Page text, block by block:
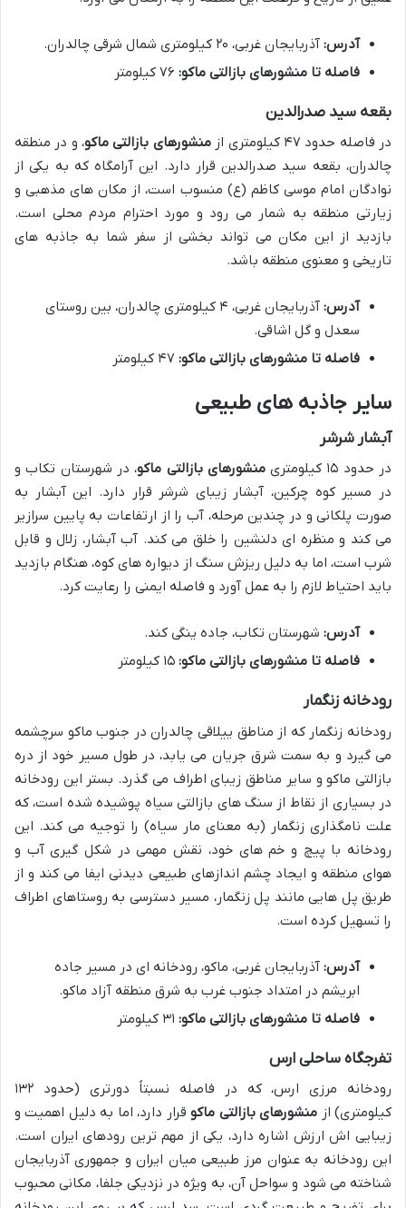
آدرس: آذربایجان غربی، ۲۰ کیلومتری شمال شرقی چالدران.
فاصله تا منشورهای بازالتی ماکو:
بقعه سید صدرالدین
در فاصله حدود ۴۷ کیلومتری از منشورهای بازالتی ماکو، و در منطقه
چالدران، بقعه سید صدرالدین قرار دارد. این آرامگاه که به یکی از
نوادگان امام موسی کاظم (ع) منسوب است، از مکان های مذهبی و
زیارتی منطقه به شمار می رود و مورد احترام مردم محلی است.
بازدید از این مکان می تواند بخشی از سفر شما به جاذبه های
تاریخی و معنوی منطقه باشد.
آدرس:
آذربایجان غربی، ۴ کیلومتری چالدران، بین روستای
سعدل و گل اشاقی.
فاصله تا منشورهای بازالتی ماکو:
سایر جاذبه های طبیعی
آبشار شرشر
در حدود ۱۵ کیلومتری منشورهای بازالتی ماکو، در شهرستان تکاب و
در مسیر کوه چرکین، آبشار زیبای شرشر قرار دارد. این آبشار به
صورت پلکانی و در چندین مرحله، آب را از ارتفاعات به پایین سرازیر
می کند و منظره ای دلنشین را خلق می کند. آب آبشار، زلال و قابل
شرب است، اما به دلیل ریزش سنگ از دیواره های کوه، هنگام بازدید
باید احتیاط لازم را به عمل آورد و فاصله ایمنی را رعایت کرد.
آدرس: شهرستان تکاب، جاده ینگی کند.
فاصله تا منشورهای بازالتی ماکو:
رودخانه زنگمار
رودخانه زنگمار که از مناطق ییلاقی چالدران در جنوب ماکو سرچشمه
می گیرد و به سمت شرق جریان می یابد، در طول مسیر خود از دره
بازالتی ماکو و سایر مناطق زیبای اطراف می گذرد. بستر این رودخانه
در بسیاری از نقاط از سنگ های بازالتی سیاه پوشیده شده است، که
علت نامگذاری زنگمار (به معنای مار سیاه) را توجیه می کند. این
رودخانه با پیچ و خم های خود، نقش مهمی در شکل گیری آب و
هوای منطقه و ایجاد چشم اندازهای طبیعی دیدنی ایفا می کند و از
طریق پل هایی مانند پل زنگمار، مسیر دسترسی به روستاهای اطراف
را تسهیل کرده است.
آدرس: آذربایجان غربی، ماکو، رودخانه ای در مسیر جاده
ابریشم در امتداد جنوب غرب به شرق منطقه آزاد ماکو.
فاصله تا منشورهای بازالتی ماکو:
تفرجگاه ساحلی ارس
رودخانه مرزی ارس، که در فاصله نسبتاً دورتری (حدود ۱۳۲
کیلومتری) از منشورهای بازالتی ماکوقرار دارد، اما به دلیل اهمیت و
زیبایی اش ارزش اشاره دارد، یکی از مهم ترین رودهای ایران است.
این رودخانه به عنوان مرز طبیعی میان ایران و جمهوری آذربایجان
شناخته می شود و سواحل آن، به ویژه در نزدیکی جلفا، مکانی محبوب